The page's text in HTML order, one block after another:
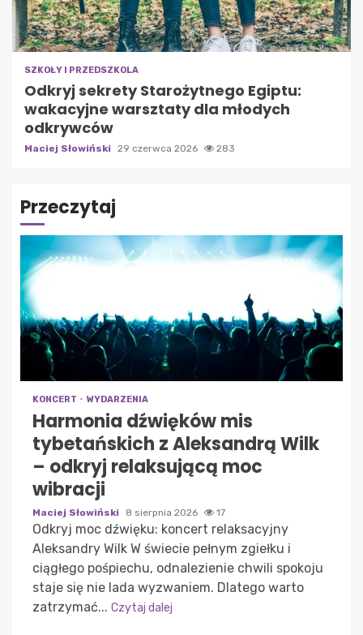
SZKOŁY I PRZEDSZKOLA
Odkryj sekrety Starożytnego Egiptu:
wakacyjne warsztaty dla młodych
odkrywców
Maciej Słowiński 29 czerwca 2026 283
Przeczytaj
KONCERT WYDARZENIA
Harmonia dźwięków mis
tybetańskich z Aleksandrą Wilk
– odkryj relaksującą moc
wibracji
Maciej Słowiński 8 sierpnia 2026 17
Odkryj moc dźwięku: koncert relaksacyjny
Aleksandry Wilk W świecie pełnym zgiełku i
ciągłego pośpiechu, odnalezienie chwili spokoju
staje się nie lada wyzwaniem. Dlatego warto
zatrzymać... Czytaj dalej